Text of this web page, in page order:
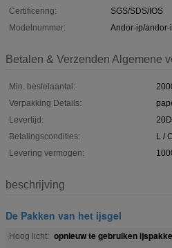
Certificering:
SGS/SDS/IOS
Modelnummer:
Andor-ip/
Betalen & Verzenden Algemene
Min. bestelaantal:
Verpakking Details:
Levertijd:
Betalingscondities:
L /
Levering vermogen:
beschrijving
De Pakken van het ijsgel
Hoog licht: opnieuw te gebruiken